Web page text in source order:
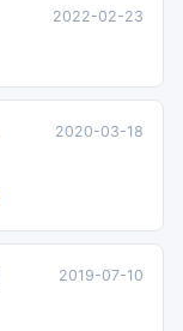
2022-02-23
2020-03-18
2019-07-10